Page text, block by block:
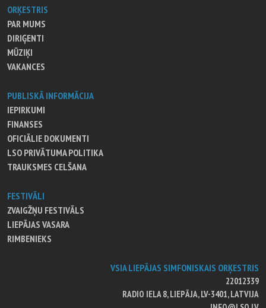
ORĶESTRIS
PAR MUMS
DIRIĢENTI
MŪZIĶI
VAKANCES
PUBLISKĀ INFORMĀCIJA
IEPIRKUMI
FINANSES
OFICIĀLIE DOKUMENTI
LSO PRIVĀTUMA POLITIKA
TRAUKSMES CELŠANA
FESTIVĀLI
ZVAIGŽŅU FESTIVĀLS
LIEPĀJAS VASARA
RIMBENIEKS
VSIA LIEPĀJAS SIMFONISKAIS ORĶESTRIS
22012339
RADIO IELA 8, LIEPĀJA, LV-3401, LATVIJA